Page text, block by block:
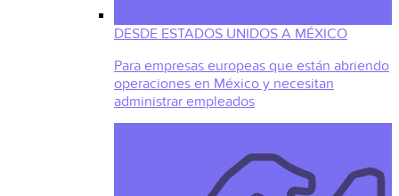
DESDE ESTADOS UNIDOS A MÉXICO
Para empresas europeas que están abriendo
operaciones en México y necesitan
administrar empleados